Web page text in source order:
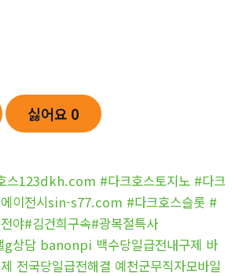
싫어요 0
스123dkh.com #다크호스토지노 #다크
이전시sin-s77.com #다크호스슬롯 #
야#김건희구속#광복절특사
g상담 banonpi 백수당일급전내구제 바
전국당일급전해결 예천군무직자모바일